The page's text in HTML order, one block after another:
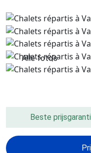
Alle foto’s
Beste